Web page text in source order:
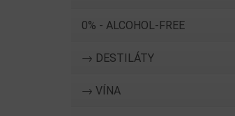
0% - ALCOHOL-FREE
→ DESTILÁTY
→ VÍNA